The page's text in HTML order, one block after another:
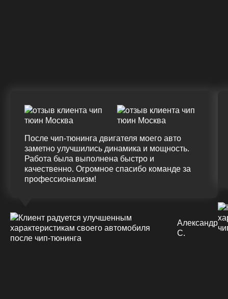
После чип-тюнинга двигателя моего авто
заметно улучшились динамика и мощность.
Работа была выполнена быстро и
качественно. Огромное спасибо команде за
профессионализм!
Александр
С.